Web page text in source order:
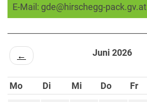
E-Mail: gde@hirschegg-pack.gv.at
← Juni 2026
Mo Di Mi Do Fr